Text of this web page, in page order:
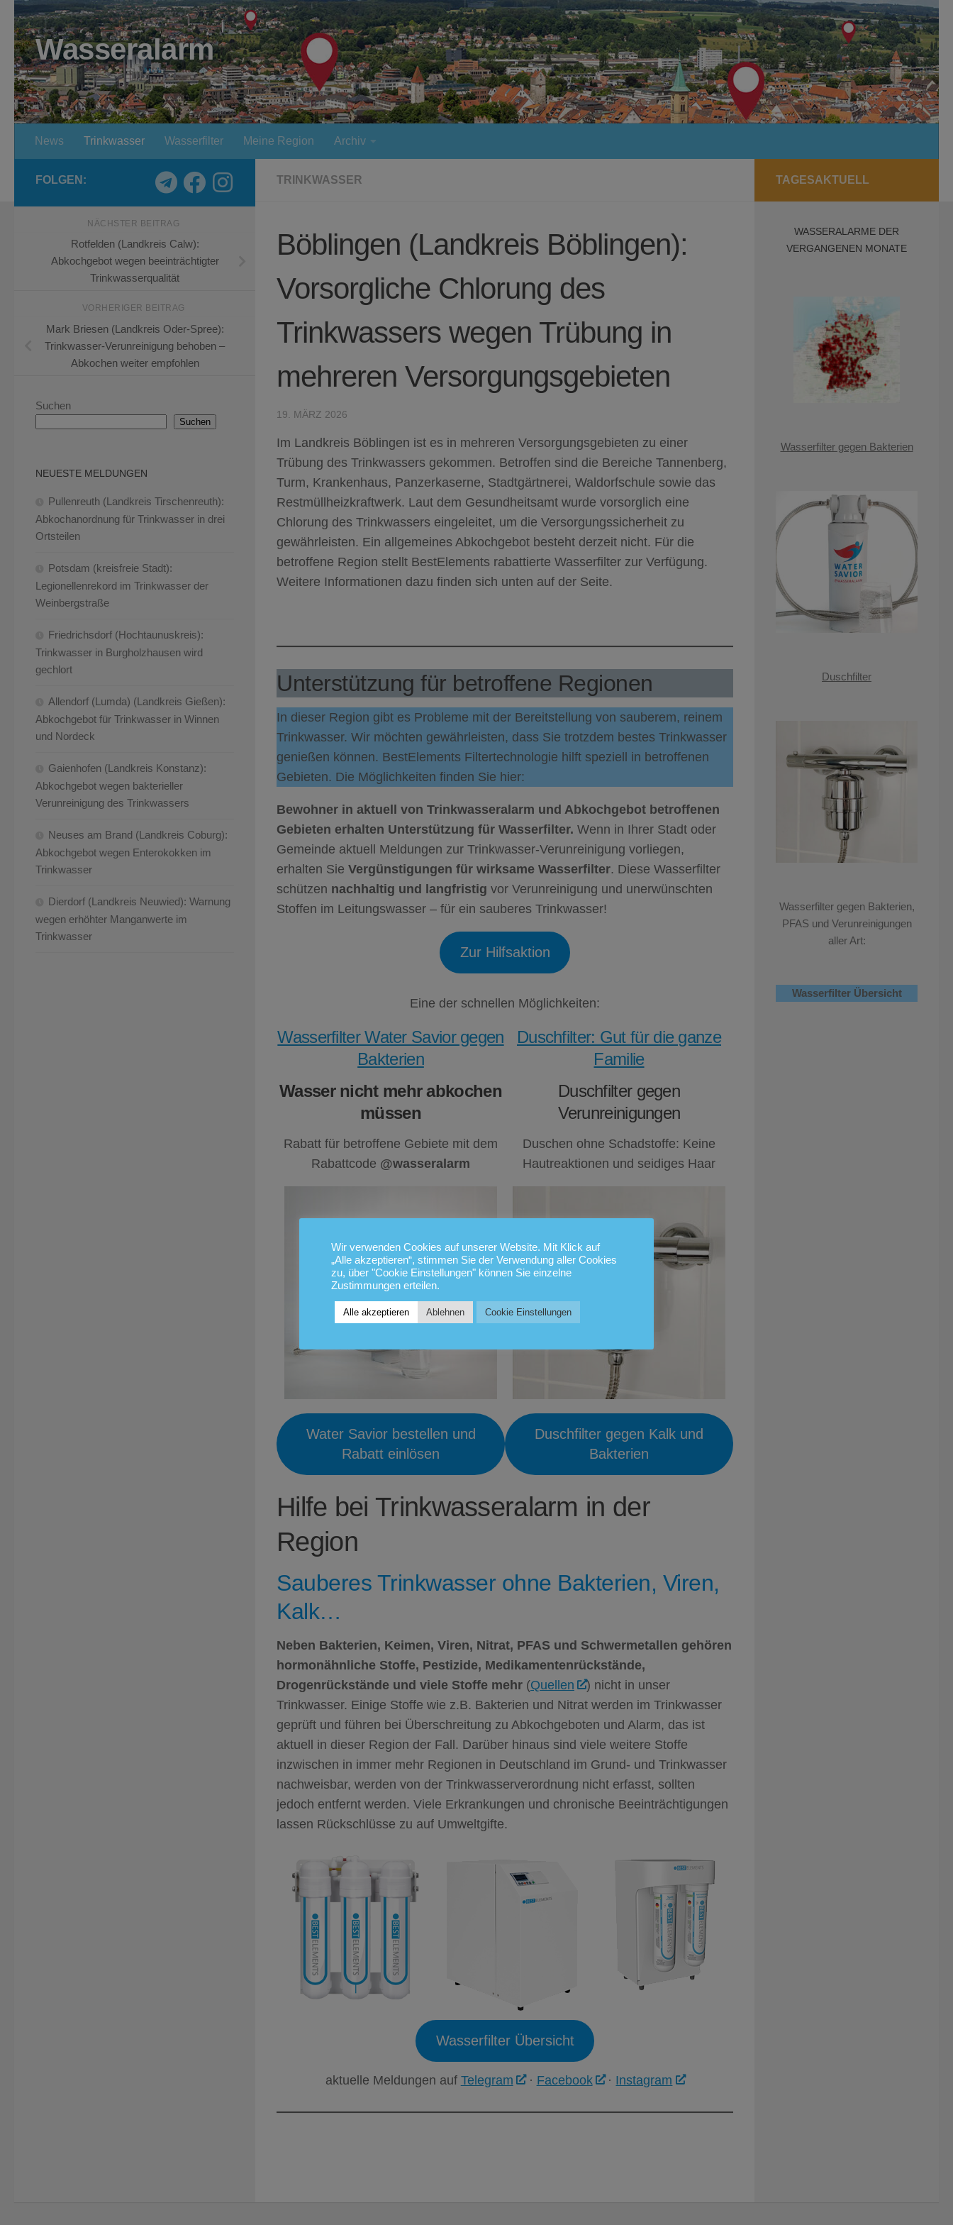
Zum Inhalt springen
Wasseralarm
News Trinkwasser Wasserfilter Meine Region Archiv
TRINKWASSER
Böblingen (Landkreis Böblingen):
Vorsorgliche Chlorung des
Trinkwassers wegen Trübung in
mehreren Versorgungsgebieten
19. MÄRZ 2026
Im Landkreis Böblingen ist es in mehreren Versorgungsgebieten zu einer
Trübung des Trinkwassers gekommen. Betroffen sind die Bereiche Tannenberg,
Turm, Krankenhaus, Panzerkaserne, Stadtgärtnerei, Waldorfschule sowie das
Restmüllheizkraftwerk. Laut dem Gesundheitsamt wurde vorsorglich eine
Chlorung des Trinkwassers eingeleitet, um die Versorgungssicherheit zu
gewährleisten. Ein allgemeines Abkochgebot besteht derzeit nicht. Für die
betroffene Region stellt BestElements rabattierte Wasserfilter zur Verfügung.
Weitere Informationen dazu finden sich unten auf der Seite.
Unterstützung für betroffene Regionen
In dieser Region gibt es Probleme mit der Bereitstellung von sauberem, reinem
Trinkwasser. Wir möchten gewährleisten, dass Sie trotzdem bestes Trinkwasser
genießen können. BestElements Filtertechnologie hilft speziell in betroffenen
Gebieten. Die Möglichkeiten finden Sie hier:
Bewohner in aktuell von Trinkwasseralarm und Abkochgebot betroffenen
Gebieten erhalten Unterstützung für Wasserfilter. Wenn in Ihrer Stadt oder
Gemeinde aktuell Meldungen zur Trinkwasser-Verunreinigung vorliegen,
erhalten Sie Vergünstigungen für wirksame Wasserfilter. Diese Wasserfilter
schützen nachhaltig und langfristig vor Verunreinigung und unerwünschten
Stoffen im Leitungswasser – für ein sauberes Trinkwasser!
Zur Hilfsaktion
Eine der schnellen Möglichkeiten:
Wasserfilter Water Savior gegen
Bakterien
Wasser nicht mehr abkochen
müssen
Rabatt für betroffene Gebiete mit dem
Rabattcode @wasseralarm
Water Savior bestellen und
Rabatt einlösen
Duschfilter: Gut für die ganze
Familie
Duschfilter gegen
Verunreinigungen
Duschen ohne Schadstoffe: Keine
Hautreaktionen und seidiges Haar
Duschfilter gegen Kalk und
Bakterien
Hilfe bei Trinkwasseralarm in der
Region
Sauberes Trinkwasser ohne Bakterien, Viren,
Kalk…
Neben Bakterien, Keimen, Viren, Nitrat, PFAS und Schwermetallen gehören
hormonähnliche Stoffe, Pestizide, Medikamentenrückstände,
Drogenrückstände und viele Stoffe mehr (Quellen
) nicht in unser
Trinkwasser. Einige Stoffe wie z.B. Bakterien und Nitrat werden im Trinkwasser
geprüft und führen bei Überschreitung zu Abkochgeboten und Alarm, das ist
aktuell in dieser Region der Fall. Darüber hinaus sind viele weitere Stoffe
inzwischen in immer mehr Regionen in Deutschland im Grund- und Trinkwasser
nachweisbar, werden von der Trinkwasserverordnung nicht erfasst, sollten
jedoch entfernt werden. Viele Erkrankungen und chronische Beeinträchtigungen
lassen Rückschlüsse zu auf Umweltgifte.
Wasserfilter Übersicht
aktuelle Meldungen auf Telegram · Facebook · Instagram
FOLGEN:
NÄCHSTER BEITRAG
Rotfelden (Landkreis Calw):
Abkochgebot wegen beeinträchtigter
Trinkwasserqualität
VORHERIGER BEITRAG
Mark Briesen (Landkreis Oder-Spree):
Trinkwasser-Verunreinigung behoben –
Abkochen weiter empfohlen
Suchen
Suchen
NEUESTE MELDUNGEN
Pullenreuth (Landkreis Tirschenreuth):
Abkochanordnung für Trinkwasser in drei
Ortsteilen
Potsdam (kreisfreie Stadt):
Legionellenrekord im Trinkwasser der
Weinbergstraße
Friedrichsdorf (Hochtaunuskreis):
Trinkwasser in Burgholzhausen wird
gechlort
Allendorf (Lumda) (Landkreis Gießen):
Abkochgebot für Trinkwasser in Winnen
und Nordeck
Gaienhofen (Landkreis Konstanz):
Abkochgebot wegen bakterieller
Verunreinigung des Trinkwassers
Neuses am Brand (Landkreis Coburg):
Abkochgebot wegen Enterokokken im
Trinkwasser
Dierdorf (Landkreis Neuwied): Warnung
wegen erhöhter Manganwerte im
Trinkwasser
TAGESAKTUELL
WASSERALARME DER
VERGANGENEN MONATE
Wasserfilter gegen Bakterien
Duschfilter
Wasserfilter gegen Bakterien,
PFAS und Verunreinigungen
aller Art:
Wasserfilter Übersicht
Wir verwenden Cookies auf unserer Website. Mit Klick auf
„Alle akzeptieren“, stimmen Sie der Verwendung aller Cookies
zu, über "Cookie Einstellungen" können Sie einzelne
Zustimmungen erteilen.
Alle akzeptieren Ablehnen Cookie Einstellungen